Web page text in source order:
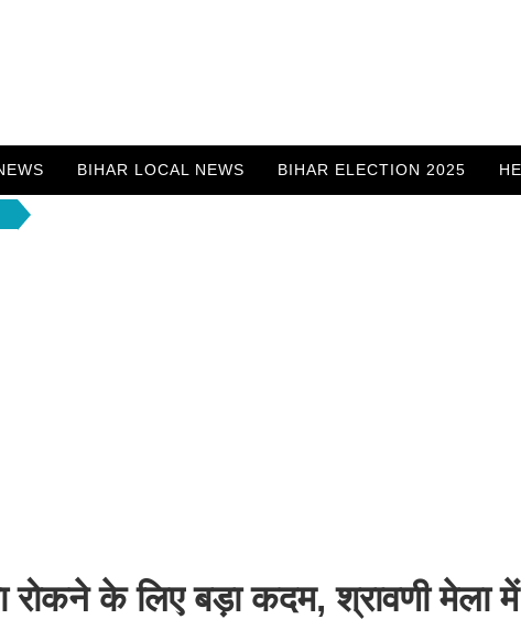
BIHAR LOCAL NEWS BIHAR ELECTION 2025
के लिए बड़ा कदम, श्रावणी मेला